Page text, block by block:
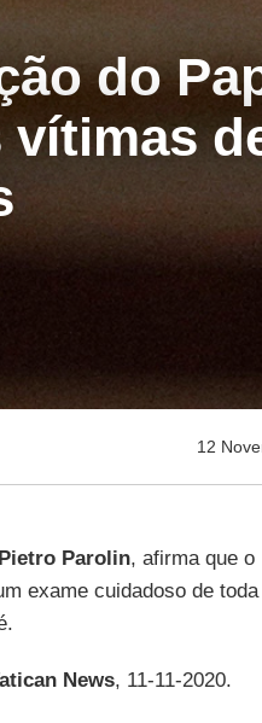
do
vítimas
12
Pietro Parolin, afirma que o
exame cuidadoso de toda
News, 11-11-2020.